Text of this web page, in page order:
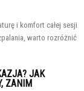
i komfort całej sesji
warto rozróżnić
JAK
ZANIM